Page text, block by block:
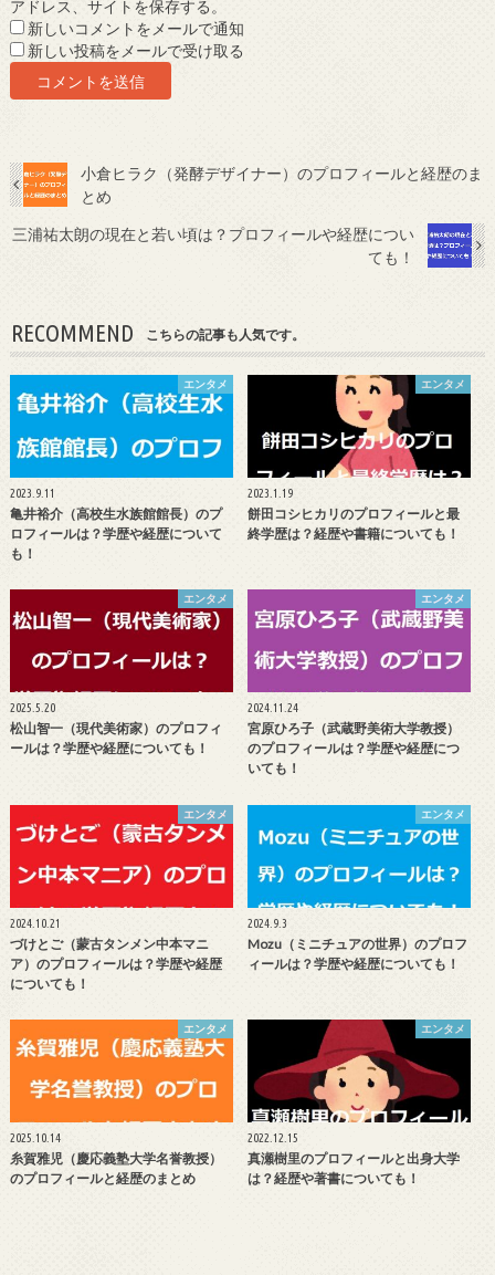
アドレス、サイトを保存する。
新しいコメントをメールで通知
新しい投稿をメールで受け取る
小倉ヒラク（発酵デザイナー）のプロフィールと経歴のま
とめ
三浦祐太朗の現在と若い頃は？プロフィールや経歴につい
ても！
RECOMMEND こちらの記事も人気です。
エンタメ
2023.9.11
亀井裕介（高校生水族館館長）のプ
ロフィールは？学歴や経歴について
も！
エンタメ
2023.1.19
餅田コシヒカリのプロフィールと最
終学歴は？経歴や書籍についても！
エンタメ
2025.5.20
松山智一（現代美術家）のプロフィ
ールは？学歴や経歴についても！
エンタメ
2024.11.24
宮原ひろ子（武蔵野美術大学教授）
のプロフィールは？学歴や経歴につ
いても！
エンタメ
2024.10.21
づけとご（蒙古タンメン中本マニ
ア）のプロフィールは？学歴や経歴
についても！
エンタメ
2024.9.3
Mozu（ミニチュアの世界）のプロフ
ィールは？学歴や経歴についても！
エンタメ
2025.10.14
糸賀雅児（慶応義塾大学名誉教授）
のプロフィールと経歴のまとめ
エンタメ
2022.12.15
真瀬樹里のプロフィールと出身大学
は？経歴や著書についても！